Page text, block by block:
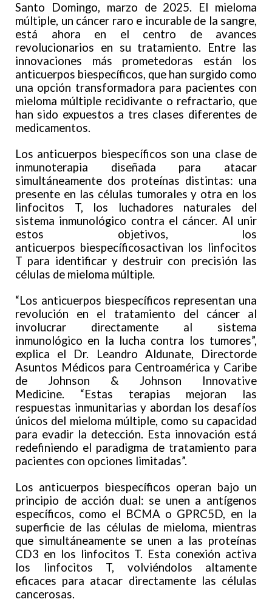
Santo Domingo, marzo de 2025. El mieloma
múltiple, un cáncer raro e incurable de la sangre,
está ahora en el centro de avances
revolucionarios en su tratamiento. Entre las
innovaciones más prometedoras están los
anticuerpos biespecíficos, que han surgido como
una opción transformadora para pacientes con
mieloma múltiple recidivante o refractario, que
han sido expuestos a tres clases diferentes de
medicamentos.
Los anticuerpos biespecíficos son una clase de
inmunoterapia diseñada para atacar
simultáneamente dos proteínas distintas: una
presente en las células tumorales y otra en los
linfocitos T, los luchadores naturales del
sistema inmunológico contra el cáncer. Al unir
estos objetivos, los
anticuerpos biespecíficosactivan los linfocitos
T para identificar y destruir con precisión las
células de mieloma múltiple.
“Los anticuerpos biespecíficos representan una
revolución en el tratamiento del cáncer al
involucrar directamente al sistema
inmunológico en la lucha contra los tumores”,
explica el Dr. Leandro Aldunate, Directorde
Asuntos Médicos para Centroamérica y Caribe
de Johnson & Johnson Innovative
Medicine. “Estas terapias mejoran las
respuestas inmunitarias y abordan los desafíos
únicos del mieloma múltiple, como su capacidad
para evadir la detección. Esta innovación está
redefiniendo el paradigma de tratamiento para
pacientes con opciones limitadas”.
Los anticuerpos biespecíficos operan bajo un
principio de acción dual: se unen a antígenos
específicos, como el BCMA o GPRC5D, en la
superficie de las células de mieloma, mientras
que simultáneamente se unen a las proteínas
CD3 en los linfocitos T. Esta conexión activa
los linfocitos T, volviéndolos altamente
eficaces para atacar directamente las células
cancerosas.